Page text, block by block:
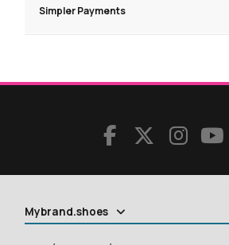
Simpler Payments
Mybrand.shoes